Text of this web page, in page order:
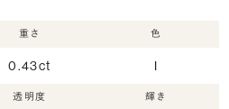
重さ
0.43ct
色
I
透明度 輝き